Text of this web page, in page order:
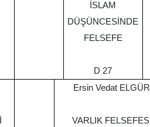
İSLAM
DÜŞÜNCESİNDE
FELSEFE
D 27
Ersin Vedat ELGÜR
VARLIK FELSEFESİ